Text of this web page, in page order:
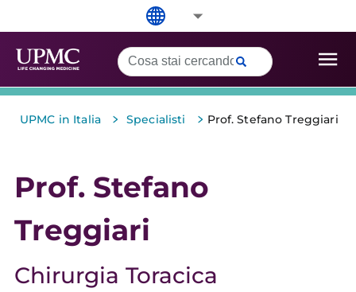
UPMC in Italia > Specialisti > Prof. Stefano Treggiari
Prof. Stefano
Treggiari
Chirurgia Toracica